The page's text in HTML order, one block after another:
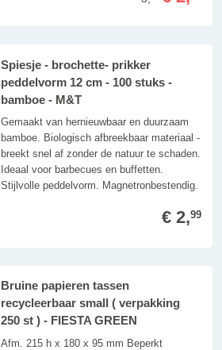
Spiesje - brochette- prikker
peddelvorm 12 cm - 100 stuks -
bamboe - M&T
Gemaakt van hernieuwbaar en duurzaam
bamboe. Biologisch afbreekbaar materiaal -
breekt snel af zonder de natuur te schaden.
Ideaal voor barbecues en buffetten.
Stijlvolle peddelvorm. Magnetronbestendig.
€ 2,99
Bruine papieren tassen
recycleerbaar small ( verpakking
250 st ) - FIESTA GREEN
Afm. 215 h x 180 x 95 mm Beperkt